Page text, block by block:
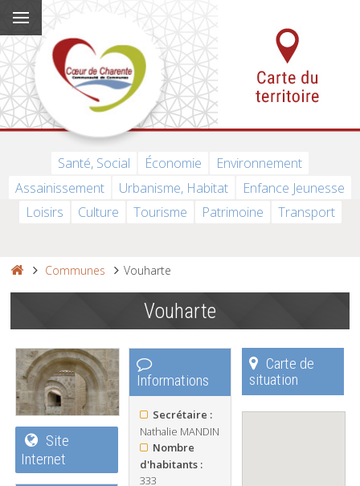
Santé, Social Économie
Environnement
Assainissement
Urbanisme, Habitat
Enfance Jeunesse
Loisirs
Culture Tourisme Patrimoine Transport
Communes Vouharte
Vouharte
Site
Internet
Informations
Secrétaire :
Nathalie MANDIN
Nombre
d'habitants :
333
Carte de
situation